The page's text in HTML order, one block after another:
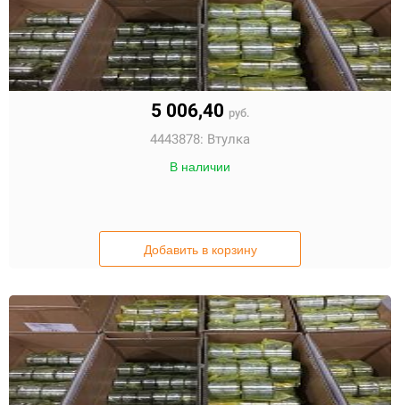
5 006,40 руб.
4443878: Втулка
В наличии
Добавить в корзину